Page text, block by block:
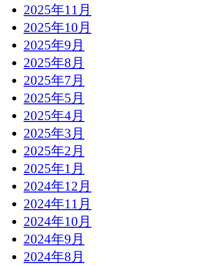
2025年11月
2025年10月
2025年9月
2025年8月
2025年7月
2025年5月
2025年4月
2025年3月
2025年2月
2025年1月
2024年12月
2024年11月
2024年10月
2024年9月
2024年8月